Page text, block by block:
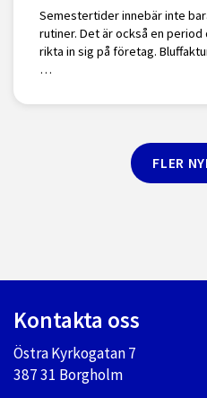
Semestertider innebär inte
rutiner. Det är också en
rikta in sig på företag.
…
FLER
Kontakta oss
Östra Kyrkogatan 7
387 31 Borgholm